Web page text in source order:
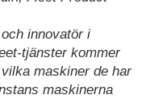
innovatör i
tjänster kommer
maskiner de har
maskinerna